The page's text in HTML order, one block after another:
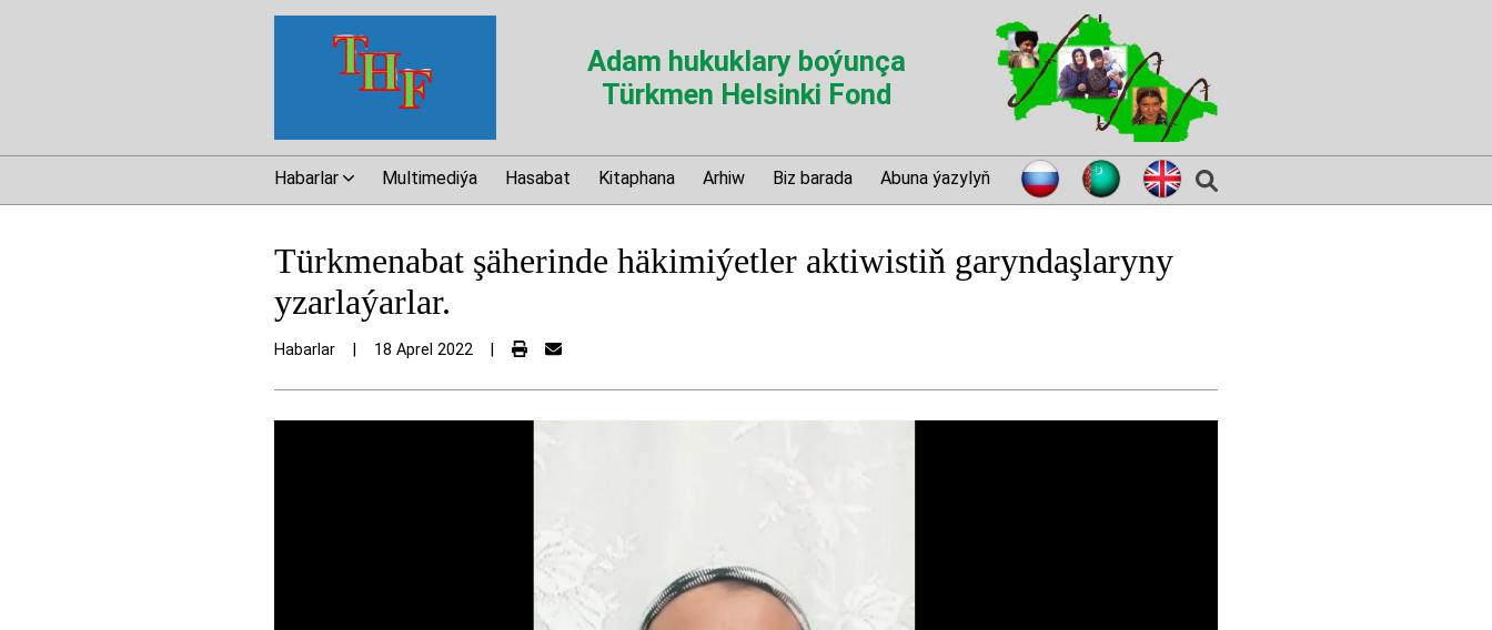
Adam hukuklary boýunça
Türkmen Helsinki Fond
Habarlar Multimediýa Hasabat Kitaphana Arhiw Biz barada Abuna ýazylyň
Türkmenabat şäherinde häkimiýetler aktiwistiň garyndaşlaryny
yzarlaýarlar.
Habarlar 18 Aprel 2022